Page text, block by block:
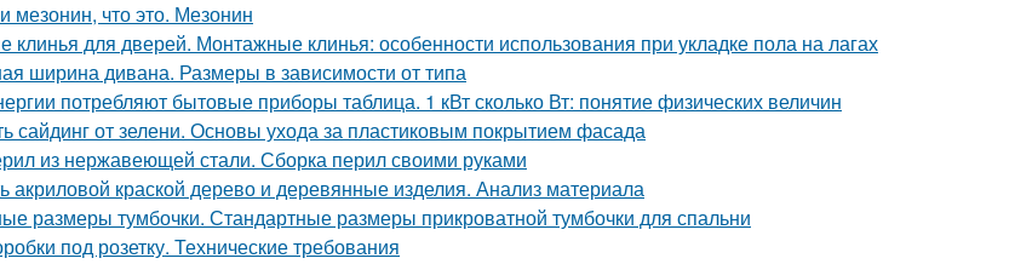
мезонин, что это. Мезонин
клинья для дверей. Монтажные клинья: особенности использования при укладке пола на лагах
ширина дивана. Размеры в зависимости от типа
потребляют бытовые приборы таблица. 1 кВт сколько Вт: понятие физических величин
сайдинг от зелени. Основы ухода за пластиковым покрытием фасада
из нержавеющей стали. Сборка перил своими руками
акриловой краской дерево и деревянные изделия. Анализ материала
размеры тумбочки. Стандартные размеры прикроватной тумбочки для спальни
под розетку. Технические требования